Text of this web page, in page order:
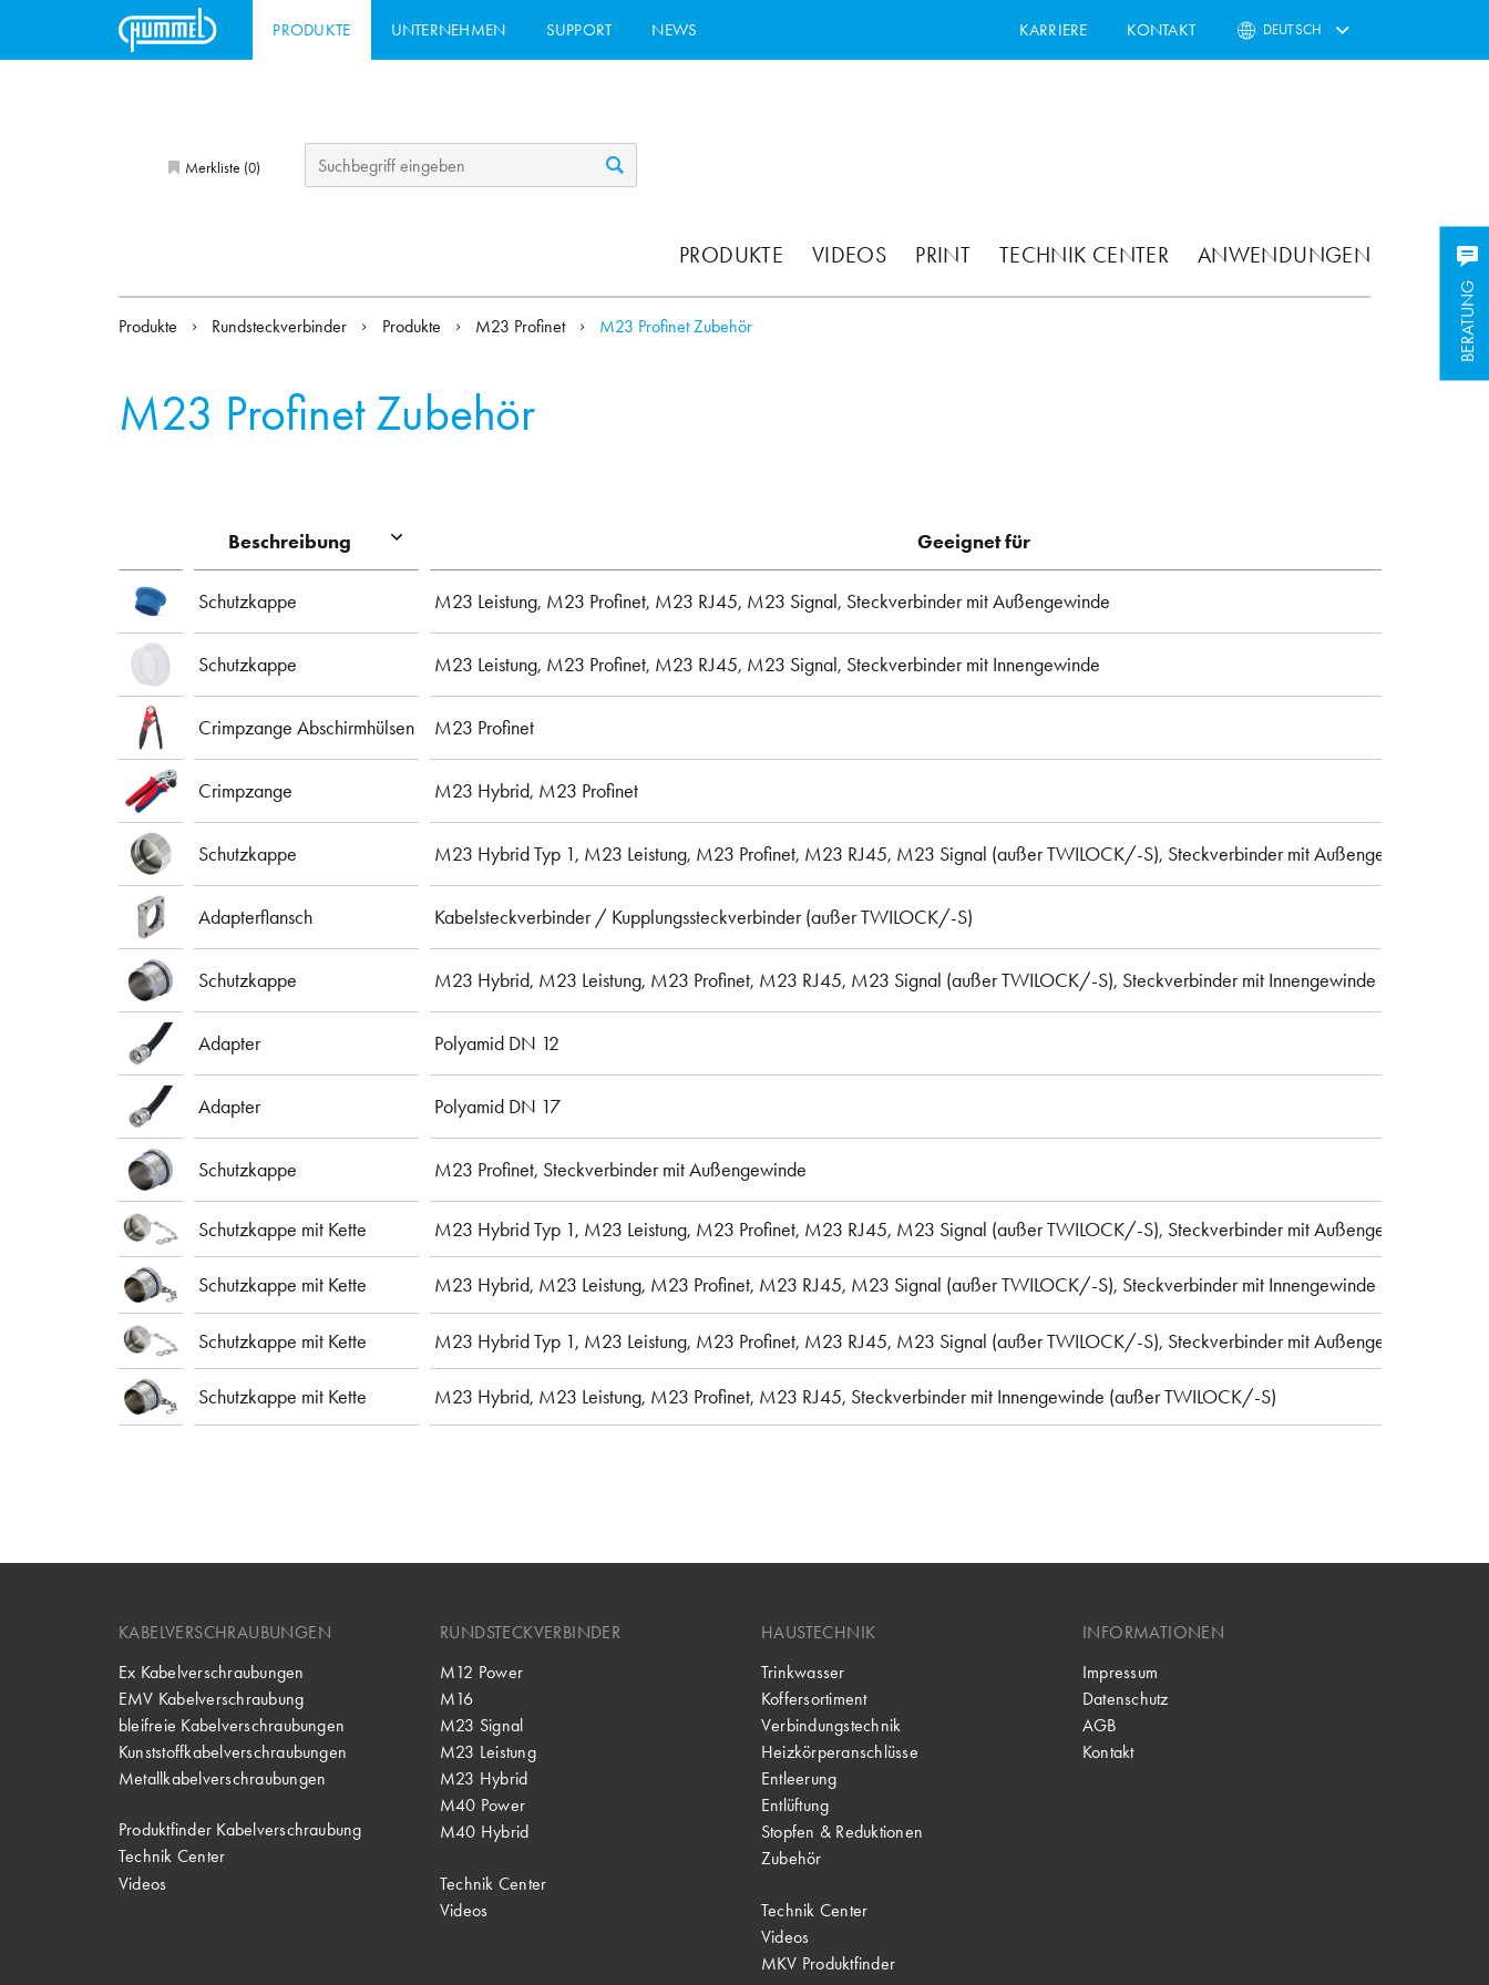
PRODUKTE UNTERNEHMEN SUPPORT NEWS KARRIERE KONTAKT DEUTSCH
Merkliste (0)
PRODUKTE VIDEOS PRINT TECHNIK CENTER ANWENDUNGEN
BERATUNG
Produkte Rundsteckverbinder Produkte M23 Profinet M23 Profinet Zubehör
M23 Profinet Zubehör
Beschreibung Geeignet für
Schutzkappe M23 Leistung, M23 Profinet, M23 RJ45, M23 Signal, Steckverbinder mit Außengewinde
Schutzkappe M23 Leistung, M23 Profinet, M23 RJ45, M23 Signal, Steckverbinder mit Innengewinde
Crimpzange Abschirmhülsen M23 Profinet
Crimpzange M23 Hybrid, M23 Profinet
Schutzkappe M23 Hybrid Typ 1, M23 Leistung, M23 Profinet, M23 RJ45, M23 Signal (außer TWILOCK/-S), Steckverbinder mit Außengewinde
Adapterflansch Kabelsteckverbinder / Kupplungssteckverbinder (außer TWILOCK/-S)
Schutzkappe M23 Hybrid, M23 Leistung, M23 Profinet, M23 RJ45, M23 Signal (außer TWILOCK/-S), Steckverbinder mit Innengewinde (außer
Adapter Polyamid DN 12
Adapter Polyamid DN 17
Schutzkappe M23 Profinet, Steckverbinder mit Außengewinde
Schutzkappe mit Kette M23 Hybrid Typ 1, M23 Leistung, M23 Profinet, M23 RJ45, M23 Signal (außer TWILOCK/-S), Steckverbinder mit Außengewinde
Schutzkappe mit Kette M23 Hybrid, M23 Leistung, M23 Profinet, M23 RJ45, M23 Signal (außer TWILOCK/-S), Steckverbinder mit Innengewinde (außer
Schutzkappe mit Kette M23 Hybrid Typ 1, M23 Leistung, M23 Profinet, M23 RJ45, M23 Signal (außer TWILOCK/-S), Steckverbinder mit Außengewinde
Schutzkappe mit Kette M23 Hybrid, M23 Leistung, M23 Profinet, M23 RJ45, Steckverbinder mit Innengewinde (außer TWILOCK/-S)
KABELVERSCHRAUBUNGEN
Ex Kabelverschraubungen
EMV Kabelverschraubung
bleifreie Kabelverschraubungen
Kunststoffkabelverschraubungen
Metallkabelverschraubungen
Produktfinder Kabelverschraubung
Technik Center
Videos
RUNDSTECKVERBINDER
M12 Power
M16
M23 Signal
M23 Leistung
M23 Hybrid
M40 Power
M40 Hybrid
Technik Center
Videos
HAUSTECHNIK
Trinkwasser
Koffersortiment
Verbindungstechnik
Heizkörperanschlüsse
Entleerung
Entlüftung
Stopfen & Reduktionen
Zubehör
Technik Center
Videos
MKV Produktfinder
INFORMATIONEN
Impressum
Datenschutz
AGB
Kontakt